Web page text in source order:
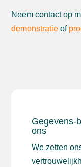
Neem contact op
demonstratie of
Gegevens-
ons
We zetten